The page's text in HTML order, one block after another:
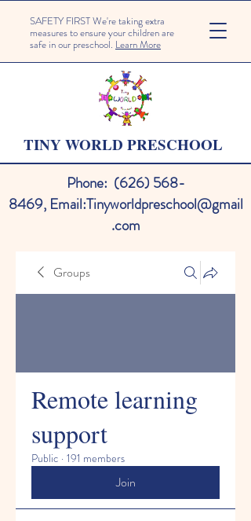
SAFETY FIRST We're taking extra
measures to ensure your children are
safe in our preschool. Learn More
TINY WORLD PRESCHOOL
Phone: (626) 568-
8469, Email:Tinyworldpreschool@gmail
.com
Groups
Remote learning
support
Public · 191 members
Join